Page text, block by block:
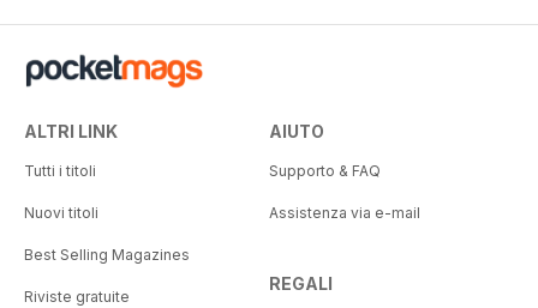
ALTRI LINK
Tutti i titoli
Nuovi titoli
Best Selling Magazines
Riviste gratuite
AIUTO
Supporto & FAQ
Assistenza via e-mail
REGALI